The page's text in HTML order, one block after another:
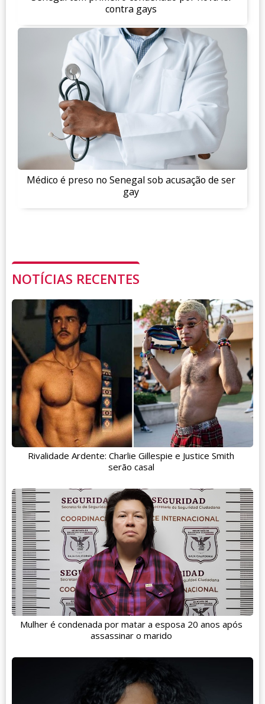
contra gays
Médico é preso no Senegal sob acusação de ser
gay
NOTÍCIAS RECENTES
Rivalidade Ardente: Charlie Gillespie e Justice Smith
serão casal
Mulher é condenada por matar a esposa 20 anos após
assassinar o marido